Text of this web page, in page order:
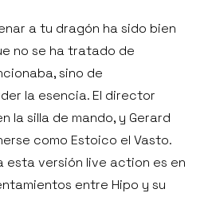
a tu dragón ha sido bien
no se ha tratado de
sino de
la esencia. El director
la silla de mando, y Gerard
como Estoico el Vasto.
esta versión live action es en
entre Hipo y su